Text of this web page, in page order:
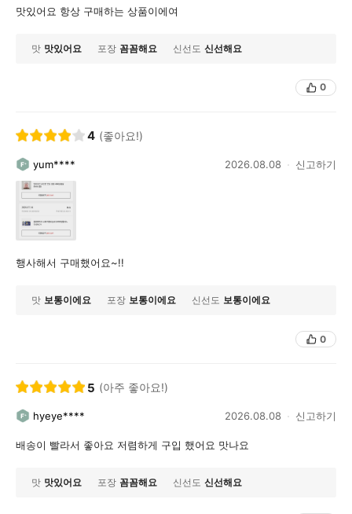
맛있어요 항상 구매하는 상품이에여
맛 맛있어요 포장 꼼꼼해요 신선도 신선해요
0
4 (좋아요!)
yum**** 2026.08.08 신고하기
행사해서 구매했어요~!!
맛 보통이에요 포장 보통이에요 신선도 보통이에요
0
5 (아주 좋아요!)
hyeye**** 2026.08.08 신고하기
배송이 빨라서 좋아요 저렴하게 구입 했어요 맛나요
맛 맛있어요 포장 꼼꼼해요 신선도 신선해요